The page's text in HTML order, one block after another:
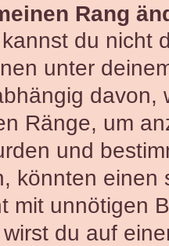
Rang
du nicht
unter
Ränge, um
und
könnten
mit unnötigen
du auf